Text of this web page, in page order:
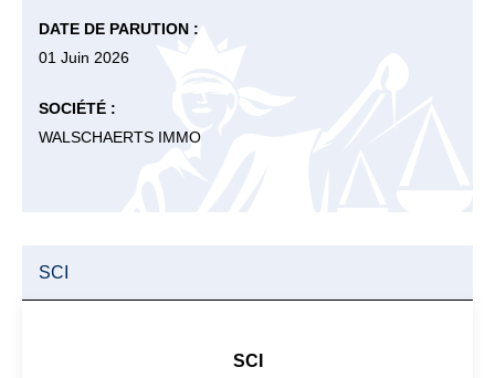
DATE DE PARUTION :
01 Juin 2026
SOCIÉTÉ :
WALSCHAERTS IMMO
SCI
SCI